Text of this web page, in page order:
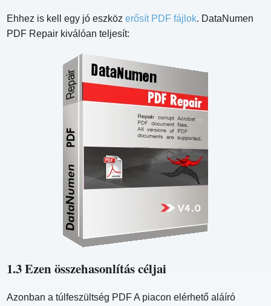
Ehhez is kell egy jó eszközerősít PDF fájlok. DataNumen
PDF Repair kiválóan teljesít:
1.3 Ezen összehasonlítás céljai
Azonban a túlfeszültség PDF A piacon elérhető aláíró